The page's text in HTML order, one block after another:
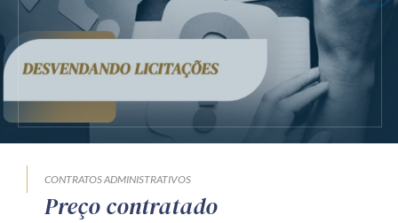
CONTRATOS ADMINISTRATIVOS
Preço contratado